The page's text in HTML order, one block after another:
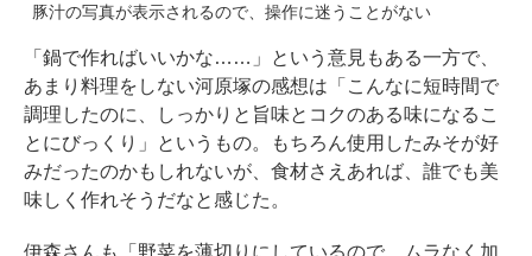
豚汁の写真が表示されるので、操作に迷うことがない
「鍋で作ればいいかな……」という意見もある一方で、
あまり料理をしない河原塚の感想は「こんなに短時間で
調理したのに、しっかりと旨味とコクのある味になるこ
とにびっくり」というもの。もちろん使用したみそが好
みだったのかもしれないが、食材さえあれば、誰でも美
味しく作れそうだなと感じた。
伊森さんも「野菜を薄切りにしているので、ムラなく加